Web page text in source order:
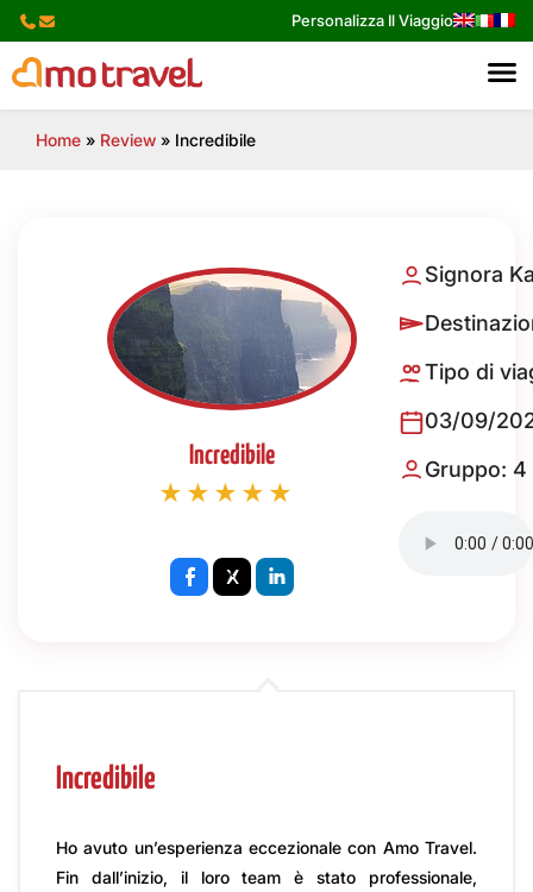
Skip
content
Personalizza Il Viaggio
Home » Review » Incredibile
Incredibile
★★★★★
Signora
Tipo di
03/09/
Gruppo: 4
Incredibile
Ho avuto un’esperienza eccezionale con Amo Travel.
Fin dall’inizio, il loro team è stato professionale,